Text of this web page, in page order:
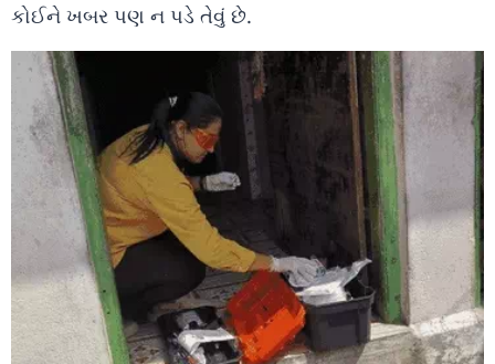
કોઈને ખબર પણ ન પડે તેવું છે.